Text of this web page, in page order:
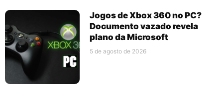
Jogos de Xbox 360 no PC?
Documento vazado revela
plano da Microsoft
5 de agosto de 2026